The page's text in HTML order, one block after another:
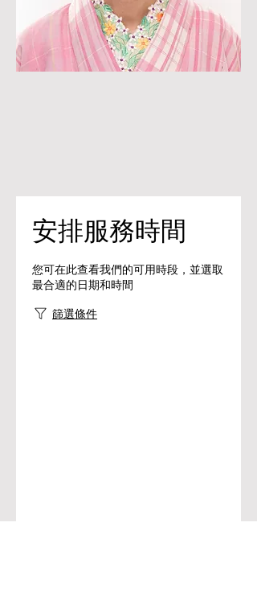
安排服務時間
您可在此查看我們的可用時段，並選取
最合適的日期和時間
篩選條件